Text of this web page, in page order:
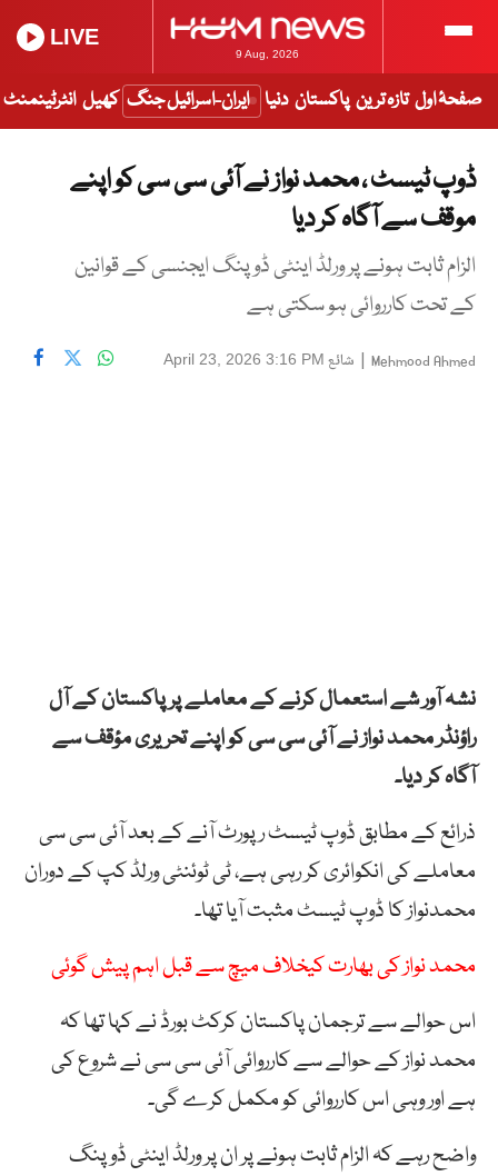
9 Aug, 2026
LIVE
صفحۂ اول تازہ ترین پاکستان دنیا ایران-اسرائیل جنگ کھیل انٹرٹینمنٹ
ڈوپ ٹیسٹ ، محمد نواز نے آئی سی سی کو اپنے
موقف سے آگاہ کر دیا
الزام ثابت ہونے پر ورلڈ اینٹی ڈوپنگ ایجنسی کے قوانین
کے تحت کارروائی ہو سکتی ہے
Mehmood Ahmed
| شائع April 23, 2026 3:16 PM
نشہ آور شے استعمال کرنے کے معاملے پر پاکستان کے آل
راؤنڈر محمد نواز نے آئی سی سی کو اپنے تحریری مؤقف سے
آگاہ کر دیا۔
ذرائع کے مطابق ڈوپ ٹیسٹ رپورٹ آنے کے بعد آئی سی سی
معاملے کی انکوائری کر رہی ہے، ٹی ٹوئنٹی ورلڈ کپ کے دوران
محمدنواز کا ڈوپ ٹیسٹ مثبت آیا تھا۔
محمد نواز کی بھارت کیخلاف میچ سے قبل اہم پیش گوئی
اس حوالے سے ترجمان پاکستان کرکٹ بورڈ نے کہا تھا کہ
محمد نواز کے حوالے سے کارروائی آئی سی سی نے شروع کی
ہے اور وہی اس کارروائی کو مکمل کرے گی۔
واضح رہے کہ الزام ثابت ہونے پر ان پر ورلڈ اینٹی ڈوپنگ